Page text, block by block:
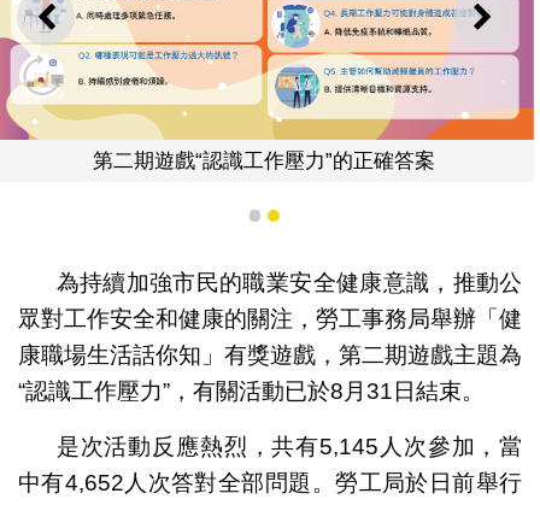
上一則 下一
第二期遊戲“認識工作壓力”的正確答案
1 2
為持續加強市民的職業安全健康意識，推動公
眾對工作安全和健康的關注，勞工事務局舉辦「健
康職場生活話你知」有獎遊戲，第二期遊戲主題為
“認識工作壓力”，有關活動已於8月31日結束。
是次活動反應熱烈，共有5,145人次參加，當
中有4,652人次答對全部問題。勞工局於日前舉行